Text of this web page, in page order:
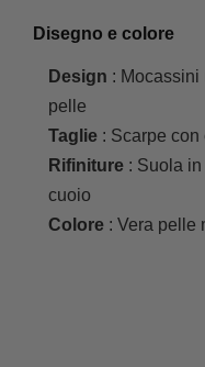
Disegno e colore
Design : Mocassini
pelle
Taglie : Scarpe
Rifiniture : Suola
cuoio
Colore : Vera pelle